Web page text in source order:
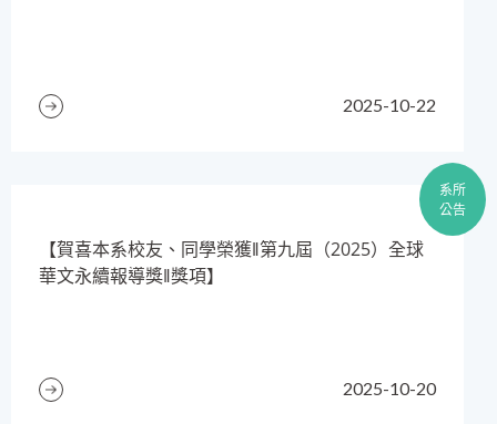
2025-10-22
系所
公告
2025-10-20
【賀喜本系校友、同學榮獲‖第九屆（2025）全球
華文永續報導獎‖獎項】